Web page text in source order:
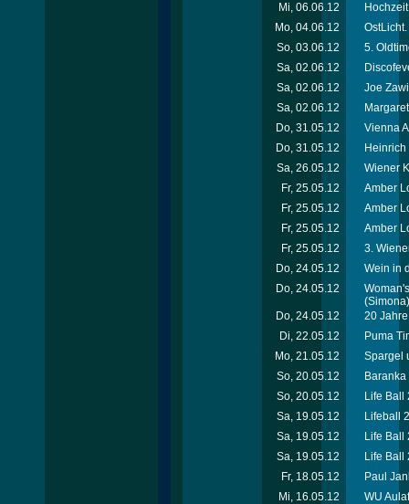
Mi, 06.06.12
Mo, 04.06.12
So, 03.06.12
5.
Sa, 02.06.12
Sa, 02.06.12
Joe
Sa, 02.06.12
Do, 31.05.12
Vienna
Do, 31.05.12
Sa, 26.05.12
Wiener
Fr, 25.05.12
Amber
Fr, 25.05.12
Amber
Fr, 25.05.12
Amber
Fr, 25.05.12
3.
Do, 24.05.12
Wein in
Do, 24.05.12
(Simona)
Do, 24.05.12
20
Di, 22.05.12
Puma
Mo, 21.05.12
Spargel
So, 20.05.12
So, 20.05.12
Life Ball
Sa, 19.05.12
Lifeball
Sa, 19.05.12
Life Ball
Sa, 19.05.12
Life Ball
Fr, 18.05.12
Paul
Mi, 16.05.12
WU